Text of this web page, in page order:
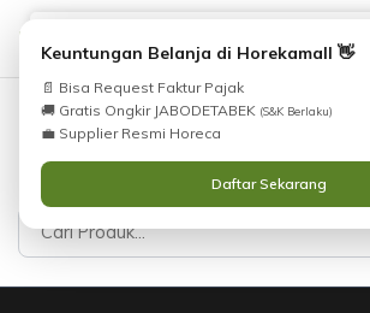
(021) 38783380
Keuntungan Belanja di Horekamall 👋
📄 Bisa Request Faktur Pajak
🚚 Gratis Ongkir JABODETABEK (S&K Berlaku)
💼 Supplier Resmi Horeca
Daftar Sekarang
i
Silahkan lihatKatalog
Hubungi Kami